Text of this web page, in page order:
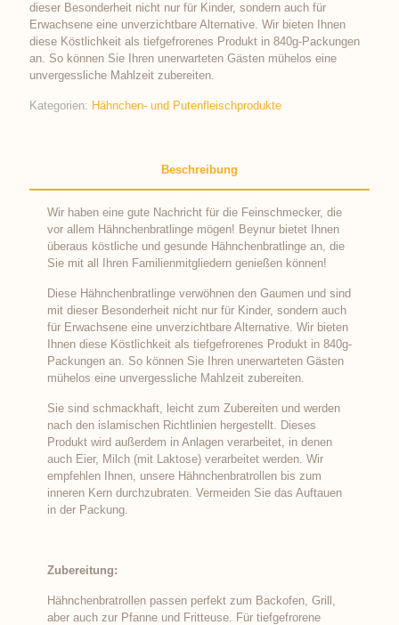
dieser Besonderheit nicht nur für Kinder, sondern auch für
Erwachsene eine unverzichtbare Alternative. Wir bieten Ihnen
diese Köstlichkeit als tiefgefrorenes Produkt in 840g-Packungen
an. So können Sie Ihren unerwarteten Gästen mühelos eine
unvergessliche Mahlzeit zubereiten.
Kategorien: Hähnchen- und Putenfleischprodukte
Beschreibung
Wir haben eine gute Nachricht für die Feinschmecker, die
vor allem Hähnchenbratlinge mögen! Beynur bietet Ihnen
überaus köstliche und gesunde Hähnchenbratlinge an, die
Sie mit all Ihren Familienmitgliedern genießen können!
Diese Hähnchenbratlinge verwöhnen den Gaumen und sind
mit dieser Besonderheit nicht nur für Kinder, sondern auch
für Erwachsene eine unverzichtbare Alternative. Wir bieten
Ihnen diese Köstlichkeit als tiefgefrorenes Produkt in 840g-
Packungen an. So können Sie Ihren unerwarteten Gästen
mühelos eine unvergessliche Mahlzeit zubereiten.
Sie sind schmackhaft, leicht zum Zubereiten und werden
nach den islamischen Richtlinien hergestellt. Dieses
Produkt wird außerdem in Anlagen verarbeitet, in denen
auch Eier, Milch (mit Laktose) verarbeitet werden. Wir
empfehlen Ihnen, unsere Hähnchenbratrollen bis zum
inneren Kern durchzubraten. Vermeiden Sie das Auftauen
in der Packung.
Zubereitung:
Hähnchenbratrollen passen perfekt zum Backofen, Grill,
aber auch zur Pfanne und Fritteuse. Für tiefgefrorene